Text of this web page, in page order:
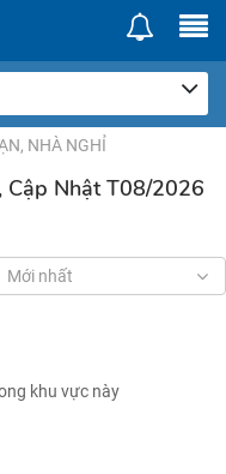
NHÀ NGHỈ
Cập Nhật T08/2026
Mới nhất
khu vực này